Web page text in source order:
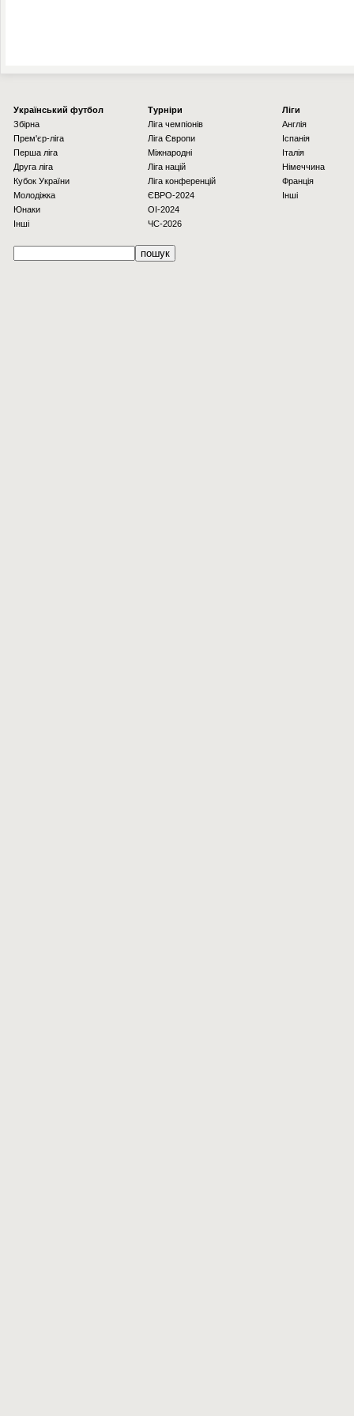
Українcький футбол
Збірна
Прем'єр-ліга
Перша ліга
Друга ліга
Кубок України
Молодіжка
Юнаки
Інші
Турніри
Ліга чемпіонів
Ліга Європи
Міжнародні
Ліга націй
Ліга конференцій
ЄВРО-2024
OI-2024
ЧС-2026
Ліги
Англія
Іспанія
Італія
Німеччина
Франція
Інші